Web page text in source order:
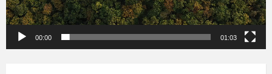
00:00 01:03